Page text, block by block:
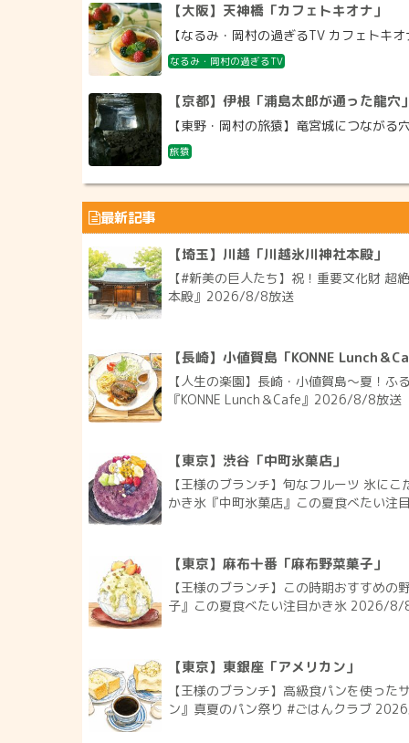
【大阪】天神橋「カフェトキオナ」
【なるみ・岡村の過ぎるTV カフェト
なるみ・岡村の過ぎるTV
【京都】伊根「浦島太郎が通った龍穴
【東野・岡村の旅猿】竜宮城につなが
旅猿
最新記事
【埼玉】川越「川越氷川神社本殿」
【#新美の巨人たち】祝！重要文化財 超
本殿』2026/8/8放送
【長崎】小値賀島「KONNE Lunch＆
【人生の楽園】長崎・小値賀島～夏！ふ
『KONNE Lunch＆Cafe』2026/8/8放送
【東京】渋谷「中町氷菓店」
【王様のブランチ】旬なフルーツ 氷に
かき氷『中町氷菓店』この夏食べたい
【東京】麻布十番「麻布野菜菓子」
【王様のブランチ】この時期おすすめの
子』この夏食べたい注目かき氷 2026/8/
【東京】東銀座「アメリカン」
【王様のブランチ】高級食パンを使った
ン』真夏のパン祭り #ごはんクラブ